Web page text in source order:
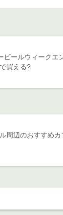
ビールウィークエ
買える?
周辺のおすすめカ